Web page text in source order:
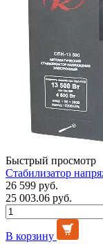
Быстрый просмотр
Стабилизатор
26 599 руб.
25 003.06 руб.
В корзину